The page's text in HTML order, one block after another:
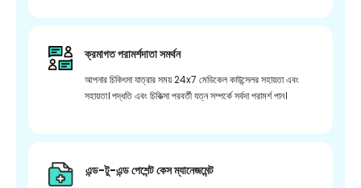
ক্রমাগত পরামর্শদাতা সমর্থন
আপনার চিকিৎসা যাত্রার সময় 24x7 মেডিকেল কাউন্সেলর সহায়তা এবং
সহায়তা। পদ্ধতি এবং চিকিত্সা পরবর্তী যত্ন সম্পর্কে সর্বদা পরামর্শ পান।
এন্ড-টু-এন্ড পেশেন্ট কেস ম্যানেজমেন্ট